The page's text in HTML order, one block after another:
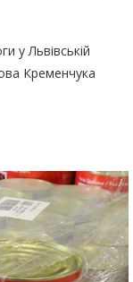
у Львівській
Кременчука